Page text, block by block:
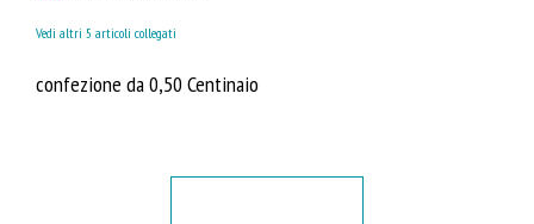
Vedi altri 5 articoli collegati
confezione da 0,50 Centinaio